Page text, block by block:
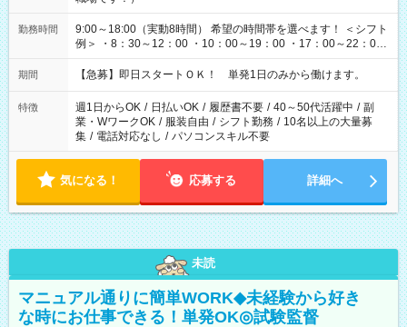
勤務時間
9:00～18:00（実動8時間） 希望の時間帯を選べます！ ＜シフト
例＞ ・8：30～12：00 ・10：00～19：00 ・17：00～22：00
・13：00～22：00 ・22：00～翌6：00 など
期間 【急募】即日スタートＯＫ！ 単発1日のみから働けます。
特徴 週1日からOK / 日払いOK / 履歴書不要 / 40～50代活躍中 / 副
業・WワークOK / 服装自由 / シフト勤務 / 10名以上の大量募
集 / 電話対応なし / パソコンスキル不要
気になる！ 応募する 詳細へ
未読
マニュアル通りに簡単WORK◆未経験から好き
な時にお仕事できる！単発OK◎試験監督